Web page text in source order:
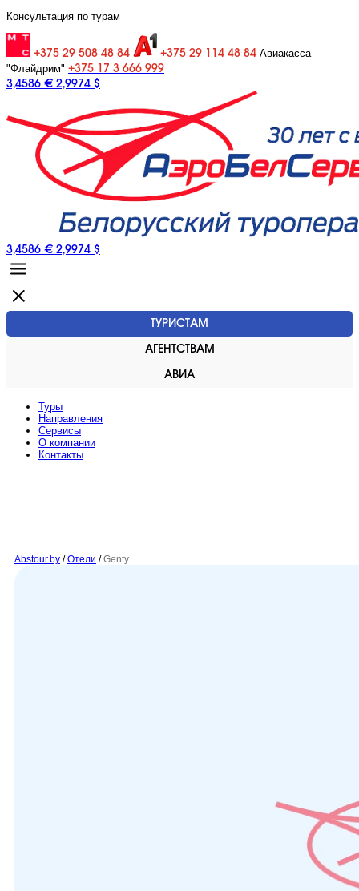
Консультация по турам
+375 29 508 48 84 +375 29 114 48 84 Авиакасса
"Флайдрим" +375 17 3 666 999
3,4586 € 2,9974 $
3,4586 € 2,9974 $
ТУРИСТАМ
АГЕНТСТВАМ
АВИА
Туры
Направления
Сервисы
O компании
Контакты
Abstour.by / Отели / Genty